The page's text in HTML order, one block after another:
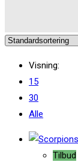
Visning:
15
30
Alle
Tilbud